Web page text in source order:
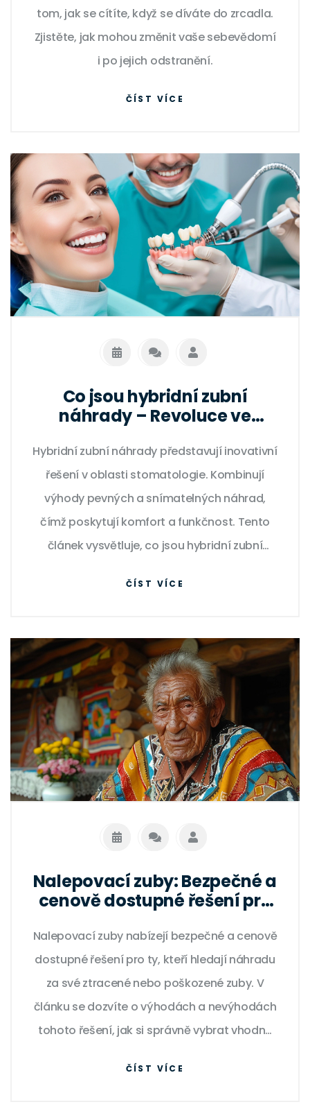
tom, jak se cítíte, když se díváte do zrcadla.
Zjistěte, jak mohou změnit vaše sebevědomí
i po jejich odstranění.
ČÍST VÍCE
Co jsou hybridní zubní
náhrady – Revoluce ve
Hybridní zubní náhrady představují inovativní
řešení v oblasti stomatologie. Kombinují
výhody pevných a snímatelných náhrad,
čímž poskytují komfort a funkčnost. Tento
článek vysvětluje, co jsou hybridní zubní
ČÍST VÍCE
Nalepovací zuby: Bezpečné a
cenově dostupné řešení pro
Nalepovací zuby nabízejí bezpečné a cenově
dostupné řešení pro ty, kteří hledají náhradu
za své ztracené nebo poškozené zuby. V
článku se dozvíte o výhodách a nevýhodách
tohoto řešení, jak si správně vybrat vhodný
ČÍST VÍCE